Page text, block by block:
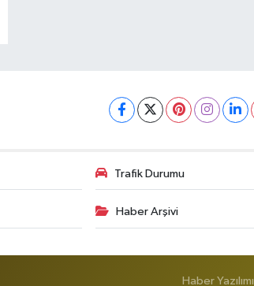
Trafik Durumu
Haber Arşivi
Haber